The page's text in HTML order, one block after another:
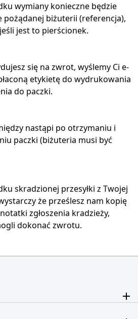
wymiany konieczne będzie
pożądanej biżuterii (referencja),
jest to pierścionek.
się na zwrot, wyślemy Ci e-
etykietę do wydrukowania
do paczki.
nastąpi po otrzymaniu i
paczki (biżuteria musi być
skradzionej przesyłki z Twojej
że prześlesz nam kopię
zgłoszenia kradzieży,
dokonać zwrotu.